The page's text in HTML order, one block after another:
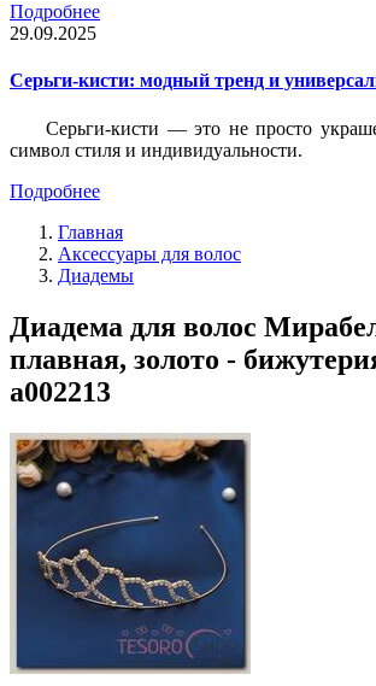
Подробнее
29.09.2025
Серьги-кисти: модный тренд и
Серьги-кисти — это не просто
символ стиля и индивидуальности.
Подробнее
Главная
Аксессуары для волос
Диадемы
Диадема для волос
плавная, золото -
a002213